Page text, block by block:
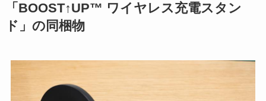
「BOOST↑UP™ ワイヤレス充電スタン
ド」の同梱物